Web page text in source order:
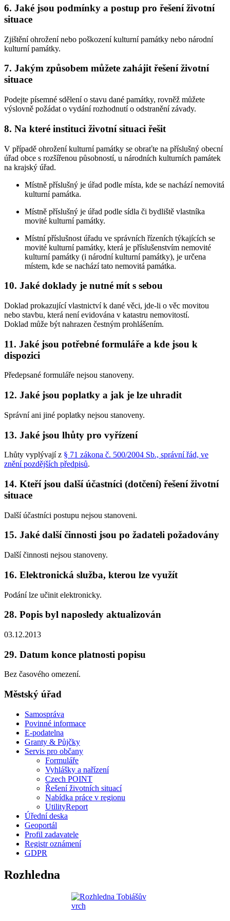
6. Jaké jsou podmínky a postup pro řešení životní
situace
Zjištění ohrožení nebo poškození kulturní památky nebo národní
kulturní památky.
7. Jakým způsobem můžete zahájit řešení životní
situace
Podejte písemné sdělení o stavu dané památky, rovněž můžete
výslovně požádat o vydání rozhodnutí o odstranění závady.
8. Na které instituci životní situaci řešit
V případě ohrožení kulturní památky se obraťte na příslušný obecní
úřad obce s rozšířenou působností, u národních kulturních památek
na krajský úřad.
Místně příslušný je úřad podle místa, kde se nachází nemovitá
kulturní památka.
Místně příslušný je úřad podle sídla či bydliště vlastníka
movité kulturní památky.
Místní příslušnost úřadu ve správních řízeních týkajících se
movité kulturní památky, která je příslušenstvím nemovité
kulturní památky (i národní kulturní památky), je určena
místem, kde se nachází tato nemovitá památka.
10. Jaké doklady je nutné mít s sebou
Doklad prokazující vlastnictví k dané věci, jde-li o věc movitou
nebo stavbu, která není evidována v katastru nemovitostí.
Doklad může být nahrazen čestným prohlášením.
11. Jaké jsou potřebné formuláře a kde jsou k
dispozici
Předepsané formuláře nejsou stanoveny.
12. Jaké jsou poplatky a jak je lze uhradit
Správní ani jiné poplatky nejsou stanoveny.
13. Jaké jsou lhůty pro vyřízení
Lhůty vyplývají z § 71 zákona č. 500/2004 Sb., správní řád, ve
znění pozdějších předpisů.
14. Kteří jsou další účastníci (dotčení) řešení životní
situace
Další účastníci postupu nejsou stanoveni.
15. Jaké další činnosti jsou po žadateli požadovány
Další činnosti nejsou stanoveny.
16. Elektronická služba, kterou lze využít
Podání lze učinit elektronicky.
28. Popis byl naposledy aktualizován
03.12.2013
29. Datum konce platnosti popisu
Bez časového omezení.
Městský úřad
Samospráva
Povinné informace
E-podatelna
Granty & Půjčky
Servis pro občany
Formuláře
Vyhlášky a nařízení
Czech POINT
Řešení životních situací
Nabídka práce v regionu
UtilityReport
Úřední deska
Geoportál
Profil zadavatele
Registr oznámení
GDPR
Rozhledna